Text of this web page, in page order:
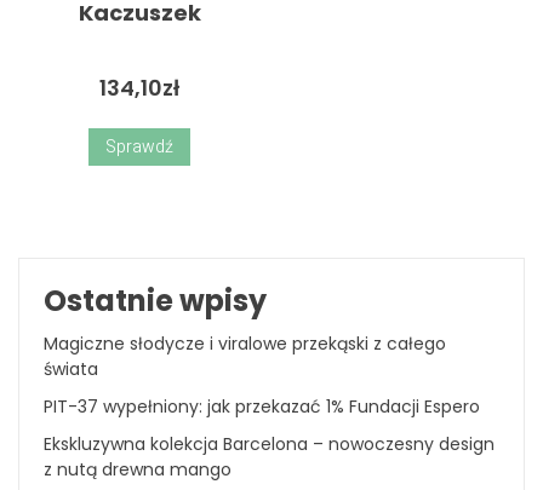
Kaczuszek
134,10zł
Sprawdź
Ostatnie wpisy
Magiczne słodycze i viralowe przekąski z całego
świata
PIT-37 wypełniony: jak przekazać 1% Fundacji Espero
Ekskluzywna kolekcja Barcelona – nowoczesny design
z nutą drewna mango